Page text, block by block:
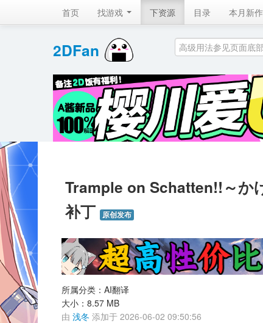
首页 找游戏 下资源 目录 本月新作
2DFan
Trample on Schatten!!～か
补丁
原创发布
所属分类：AI翻译
大小：8.57 MB
由 浅冬 添加于 2026-06-02 09:50:56